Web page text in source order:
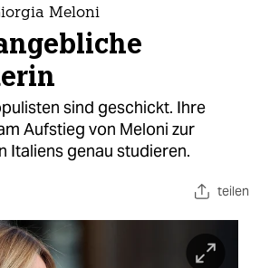
Meloni
sind geschickt. Ihre
Aufstieg von Meloni zur
Italiens genau studieren.
teilen